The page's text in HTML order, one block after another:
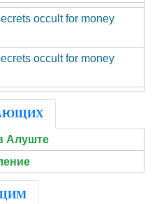
occult for money
occult for money
Алуште